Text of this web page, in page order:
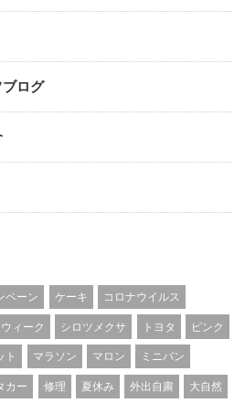
ログ
ペーン ケーキ コロナウイルス
ィーク シロツメクサ トヨタ ピンク
ト マラソン マロン ミニバン
カー 修理 夏休み 外出自粛 大自然